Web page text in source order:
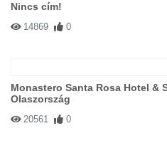
Nincs cím!
14869 0
Monastero Santa Rosa Hotel &
Olaszország
20561 0